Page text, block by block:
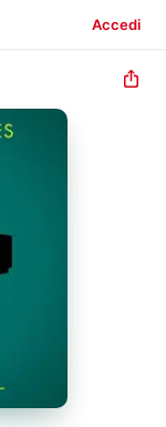
Accedi